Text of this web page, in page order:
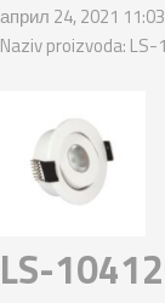
април 24, 2021
Naziv proizvoda:
LS-